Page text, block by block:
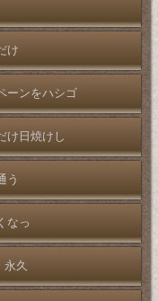
け
ーンをハシゴ
け日焼けし
う
なっ
永久